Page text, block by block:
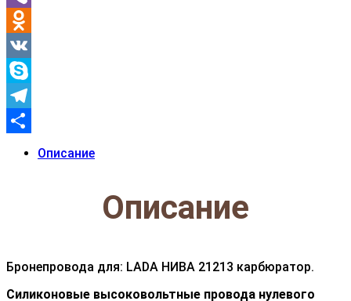
Viber
Odnoklassniki
VK
Skype
Telegram
Отправить
Описание
Описание
Бронепровода для: LADA НИВА 21213 карбюратор.
Силиконовые высоковольтные провода нулевого